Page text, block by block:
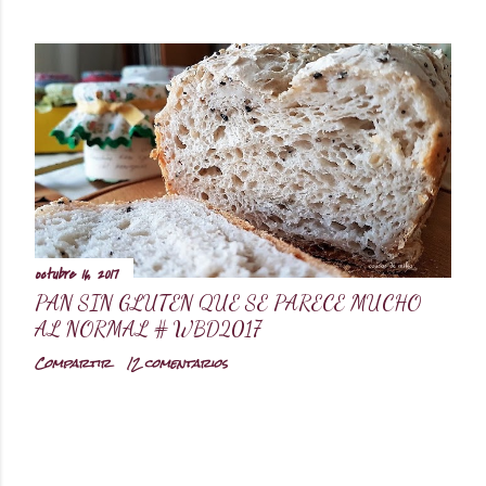
octubre 16, 2017
PAN SIN GLUTEN QUE SE PARECE MUCHO
AL NORMAL # WBD2017
Compartir
12 comentarios